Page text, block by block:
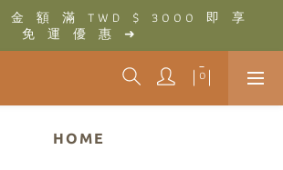
　金　額　滿　T W D　$　3 0 0 0　即　享
免　運　優　惠　➜
　金　額　滿　T W D　$　3 0 0 0　即　享
免　運　優　惠　➜
　/　澳　門　結　帳　金　額　滿　H K D　$
0　即　享　免　運　優　惠　➜
免　運　優　惠　➜
HOME